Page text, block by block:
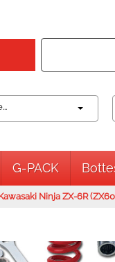
G-PACK
Ninja ZX-6R